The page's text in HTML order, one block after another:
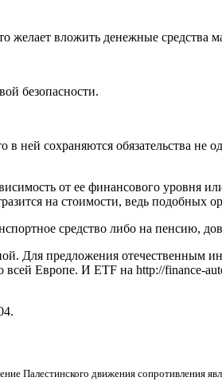
желает вложить денежные средства
безопасности.
ней сохраняются обязательства
от ее финансового уровня
на стоимости, ведь
средство либо на
Для предложения отечественным
Европе. И ETF на http://finance-
Палестинского движения сопротивления